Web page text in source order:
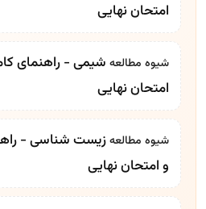
امتحان نهایی
شیوه مطالعه شیمی - راهنمای
امتحان نهایی
شیوه مطالعهزیست شناسی -
و امتحان نهایی